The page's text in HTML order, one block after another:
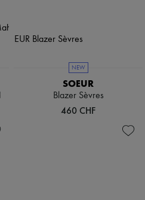
NEW
SOEUR
Blazer Sèvres
460 CHF